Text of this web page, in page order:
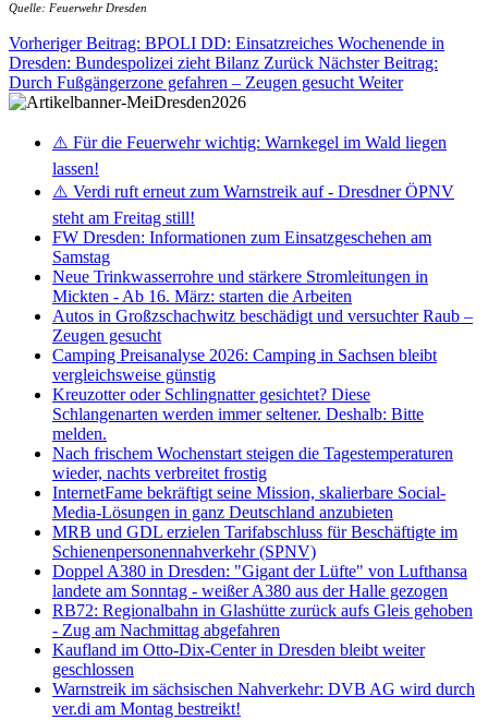
Quelle: Feuerwehr Dresden
Vorheriger Beitrag: BPOLI DD: Einsatzreiches Wochenende in
Dresden: Bundespolizei zieht Bilanz Zurück Nächster Beitrag:
Durch Fußgängerzone gefahren – Zeugen gesucht Weiter
⚠️ Für die Feuerwehr wichtig: Warnkegel im Wald liegen
lassen!
⚠️ Verdi ruft erneut zum Warnstreik auf - Dresdner ÖPNV
steht am Freitag still!
FW Dresden: Informationen zum Einsatzgeschehen am
Samstag
Neue Trinkwasserrohre und stärkere Stromleitungen in
Mickten - Ab 16. März: starten die Arbeiten
Autos in Großzschachwitz beschädigt und versuchter Raub –
Zeugen gesucht
Camping Preisanalyse 2026: Camping in Sachsen bleibt
vergleichsweise günstig
Kreuzotter oder Schlingnatter gesichtet? Diese
Schlangenarten werden immer seltener. Deshalb: Bitte
melden.
Nach frischem Wochenstart steigen die Tagestemperaturen
wieder, nachts verbreitet frostig
InternetFame bekräftigt seine Mission, skalierbare Social-
Media-Lösungen in ganz Deutschland anzubieten
MRB und GDL erzielen Tarifabschluss für Beschäftigte im
Schienenpersonennahverkehr (SPNV)
Doppel A380 in Dresden: "Gigant der Lüfte" von Lufthansa
landete am Sonntag - weißer A380 aus der Halle gezogen
RB72: Regionalbahn in Glashütte zurück aufs Gleis gehoben
- Zug am Nachmittag abgefahren
Kaufland im Otto-Dix-Center in Dresden bleibt weiter
geschlossen
Warnstreik im sächsischen Nahverkehr: DVB AG wird durch
ver.di am Montag bestreikt!